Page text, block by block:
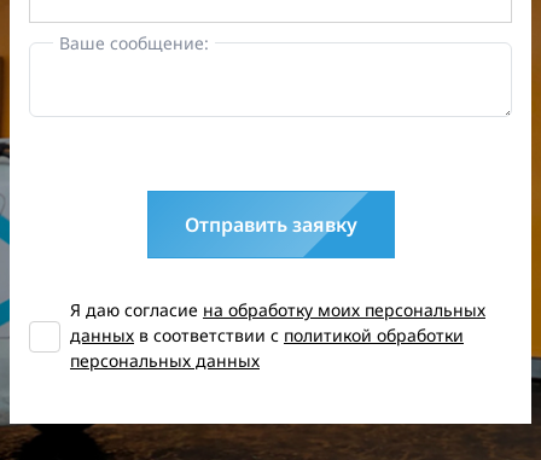
Ваше сообщение:
Отправить заявку
Я даю согласие на обработку моих персональных
данных в соответствии с политикой обработки
персональных данных